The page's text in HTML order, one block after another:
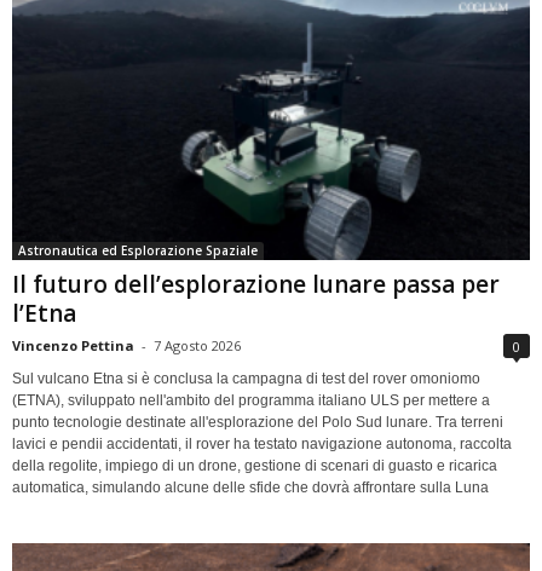
Astronautica ed Esplorazione Spaziale
Il futuro dell’esplorazione lunare passa per
l’Etna
Vincenzo Pettina - 7 Agosto 2026 0
Sul vulcano Etna si è conclusa la campagna di test del rover omoniomo
(ETNA), sviluppato nell'ambito del programma italiano ULS per mettere a
punto tecnologie destinate all'esplorazione del Polo Sud lunare. Tra terreni
lavici e pendii accidentati, il rover ha testato navigazione autonoma, raccolta
della regolite, impiego di un drone, gestione di scenari di guasto e ricarica
automatica, simulando alcune delle sfide che dovrà affrontare sulla Luna